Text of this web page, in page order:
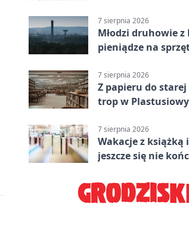
7 sierpnia 2026
Młodzi druhowie
pieniądze na
7 sierpnia 2026
Z papieru do starej
trop w
7 sierpnia 2026
Wakacje z książką
jeszcze się nie